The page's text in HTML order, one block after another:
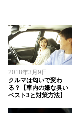
2018年3月9日
クルマは匂いで変わ
る？【車内の嫌な臭い
ベスト3と対策方法】